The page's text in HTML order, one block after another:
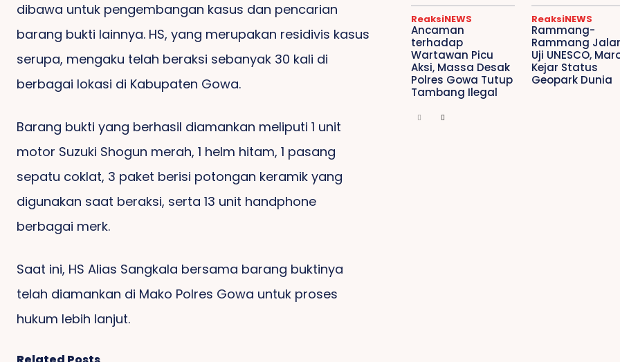
dibawa untuk pengembangan kasus dan pencarian
barang bukti lainnya. HS, yang merupakan residivis kasus
serupa, mengaku telah beraksi sebanyak 30 kali di
berbagai lokasi di Kabupaten Gowa.
Barang bukti yang berhasil diamankan meliputi 1 unit
motor Suzuki Shogun merah, 1 helm hitam, 1 pasang
sepatu coklat, 3 paket berisi potongan keramik yang
digunakan saat beraksi, serta 13 unit handphone
berbagai merk.
Saat ini, HS Alias Sangkala bersama barang buktinya
telah diamankan di Mako Polres Gowa untuk proses
hukum lebih lanjut.
ReaksiNEWS
Ancaman
terhadap
Wartawan Picu
Aksi, Massa Desak
Polres Gowa Tutup
Tambang Ilegal
ReaksiNEWS
Rammang-
Rammang
Uji UNESCO,
Kejar Status
Geopark Dunia